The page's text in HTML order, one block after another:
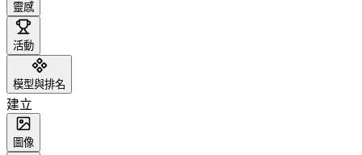
靈感
活動
模型與排名
建立
圖像